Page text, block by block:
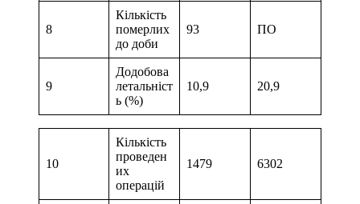
8
Кількість
померлих
до доби
93 ПО
9
Додобова
летальніст
ь (%)
10,9 20,9
10
Кількість
проведен
их
операцій
1479 6302